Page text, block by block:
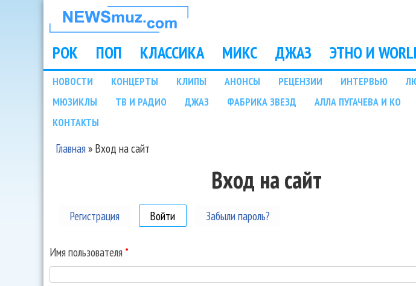
НОВОСТИ
МУЗЫКИ И
ШОУ БИЗНЕСА
NEWSMUZ.COM
Main menu
РОК ПОП КЛАССИКА МИКС ДЖАЗ ЭТНО И
Подразделы
НОВОСТИ КОНЦЕРТЫ КЛИПЫ АНОНСЫ РЕЦЕНЗИИ ИНТЕРВЬЮ
МЮЗИКЛЫ
ТВ И РАДИО ДЖАЗ ФАБРИКА ЗВЕЗД АЛЛА ПУГАЧЕВА И КО
КОНТАКТЫ
Вы здесь
Главная» Вход на сайт
Вход на сайт
Регистрация Войти (активная вкладка)
Забыли пароль?
Имя пользователя *